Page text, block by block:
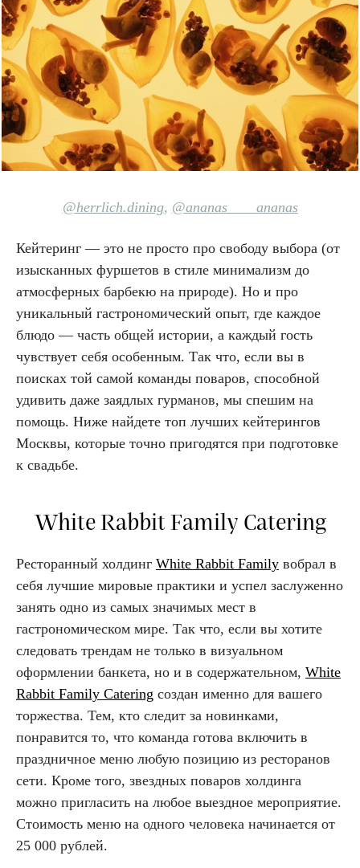
@herrlich.dining, @ananas____ananas
Кейтеринг — это не просто про свободу выбора (от
изысканных фуршетов в стиле минимализм до
атмосферных барбекю на природе). Но и про
уникальный гастрономический опыт, где каждое
блюдо — часть общей истории, а каждый гость
чувствует себя особенным. Так что, если вы в
поисках той самой команды поваров, способной
удивить даже заядлых гурманов, мы спешим на
помощь. Ниже найдете топ лучших кейтерингов
Москвы, которые точно пригодятся при подготовке
к свадьбе.
White Rabbit Family Catering
Ресторанный холдинг White Rabbit Family вобрал в
себя лучшие мировые практики и успел заслуженно
занять одно из самых значимых мест в
гастрономическом мире. Так что, если вы хотите
следовать трендам не только в визуальном
оформлении банкета, но и в содержательном, White
Rabbit Family Catering создан именно для вашего
торжества. Тем, кто следит за новинками,
понравится то, что команда готова включить в
праздничное меню любую позицию из ресторанов
сети. Кроме того, звездных поваров холдинга
можно пригласить на любое выездное мероприятие.
Стоимость меню на одного человека начинается от
25 000 рублей.